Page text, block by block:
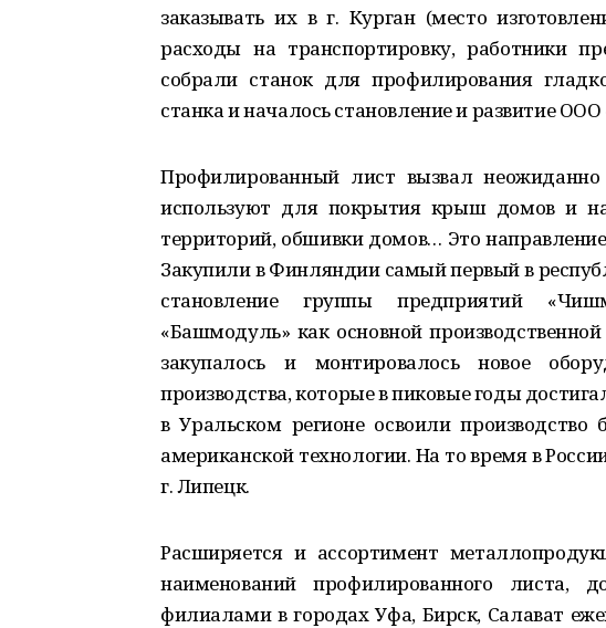
заказывать их в г. Курган (место
расходы на транспортировку, работники
собрали станок для профилирования
станка и началось становление и развитие
Профилированный лист вызвал
используют для покрытия крыш домов и
территорий, обшивки домов… Это
Закупили в Финляндии самый первый в
становление группы предприятий
«Башмодуль» как основной
закупалось и монтировалось новое
производства, которые в пиковые годы
в Уральском регионе освоили производство
американской технологии. На то время в
г. Липецк.
Расширяется и ассортимент
наименований профилированного листа,
филиалами в городах Уфа, Бирск, Салават